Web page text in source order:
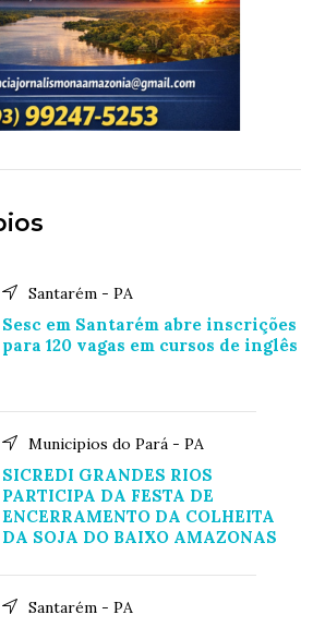
Santarém - PA
Sesc em Santarém abre inscrições
para 120 vagas em cursos de inglês
Municipios do Pará - PA
SICREDI GRANDES RIOS
PARTICIPA DA FESTA DE
ENCERRAMENTO DA COLHEITA
DA SOJA DO BAIXO AMAZONAS
Santarém - PA